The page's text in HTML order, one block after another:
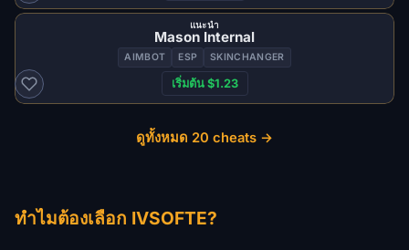
แนะนำ
Mason Internal
AIMBOT ESP SKINCHANGER
เริ่มต้น $1.23
ดูทั้งหมด 20 cheats →
ทำไมต้องเลือก IVSOFTE?